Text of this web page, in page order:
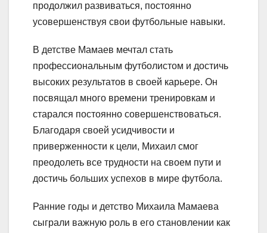
продолжил развиваться, постоянно
усовершенствуя свои футбольные навыки.
В детстве Мамаев мечтал стать
профессиональным футболистом и достичь
высоких результатов в своей карьере. Он
посвящал много времени тренировкам и
старался постоянно совершенствоваться.
Благодаря своей усидчивости и
приверженности к цели, Михаил смог
преодолеть все трудности на своем пути и
достичь больших успехов в мире футбола.
Ранние годы и детство Михаила Мамаева
сыграли важную роль в его становлении как